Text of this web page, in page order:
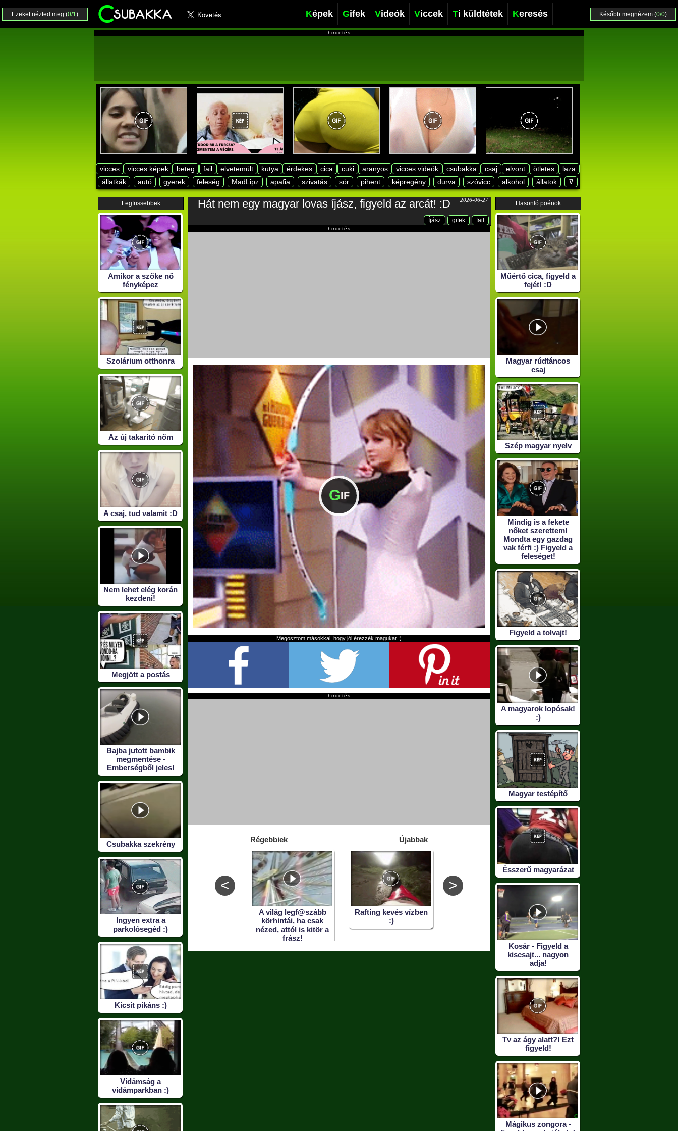
Ezeket nézted meg (0/1) Később megnézem (0/0)
Képek Gifek Videók Viccek Ti küldtétek Keresés
hirdetés
vicces vicces képek beteg fail elvetemült kutya érdekes cica cuki aranyos vicces videók csubakka csaj elvont ötletes
laza
állatkák
autó gyerek feleség MadLipz apafia szivatás sör pihent képregény durva szóvicc alkohol állatok ⊽
Legfrissebbek
Amikor a szőke nő
fényképez
Szolárium otthonra
Az új takarító nőm
A csaj, tud valamit :D
Nem lehet elég korán
kezdeni!
Megjött a postás
Bajba jutott bambik
megmentése -
Emberségből jeles!
Csubakka szekrény
Ingyen extra a
parkolósegéd :)
Kicsit pikáns :)
Vidámság a
vidámparkban :)
2026-06-27
Hát nem egy magyar lovas íjász, figyeld az arcát! :D
fail
gifek
Íjász
hirdetés
GIF
Megosztom másokkal, hogy jól érezzék magukat :)
hirdetés
<
Régebbiek Újabbak
Ha eltemet a
szeméthalom...
Szerencsére teljesen
A világ legf@szább
körhintái, ha csak
nézed, attól is kitör a
frász!
Rafting kevés vízben
:)
Rossz hír Adj egy pacsit!
>
Hasonló poénok
Műértő cica, figyeld a
fejét! :D
Magyar rúdtáncos
csaj
Szép magyar nyelv
Mindig is a fekete
nőket szerettem!
Mondta egy gazdag
vak férfi :) Figyeld a
feleséget!
Figyeld a tolvajt!
A magyarok lopósak!
:)
Magyar testépítő
Ésszerű magyarázat
Kosár - Figyeld a
kiscsajt... nagyon
adja!
Tv az ágy alatt?! Ezt
figyeld!
Mágikus zongora -